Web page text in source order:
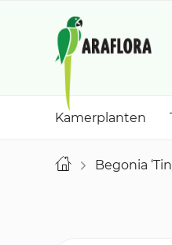
Kamerplanten
Begonia